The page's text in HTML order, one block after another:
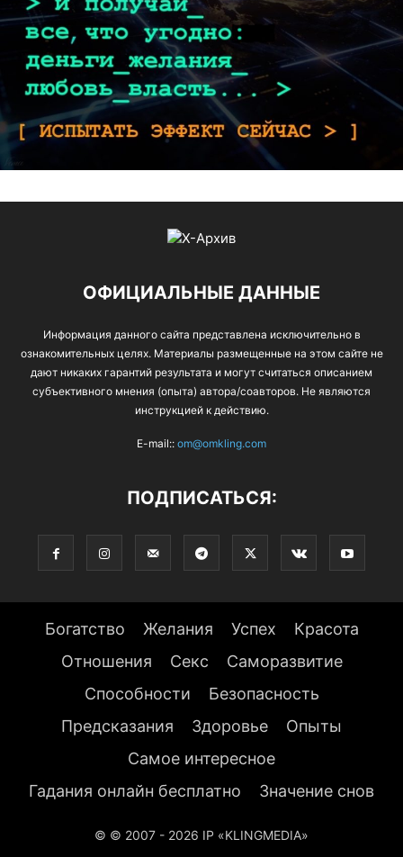
ОФИЦИАЛЬНЫЕ ДАННЫЕ
Информация данного сайта представлена исключительно в
ознакомительных целях. Материалы размещенные на этом сайте не
дают никаких гарантий результата и могут считаться описанием
субъективного мнения (опыта) автора/соавторов. Не являются
инструкцией к действию.
E-mail:: om@omkling.com
ПОДПИСАТЬСЯ:
Богатство Желания Успех
Красота
Отношения
Секс
Саморазвитие
Способности
Безопасность
Предсказания
Здоровье
Опыты
Самое интересное
Гадания онлайн бесплатно
Значение снов
© © 2007 - 2026 IP «KLINGMEDIA»